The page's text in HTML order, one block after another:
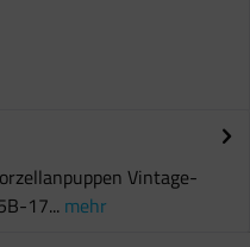
Vintage-
17... mehr